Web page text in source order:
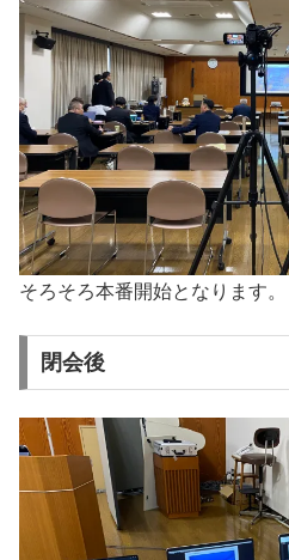
そろそろ本番開始となります。
閉会後